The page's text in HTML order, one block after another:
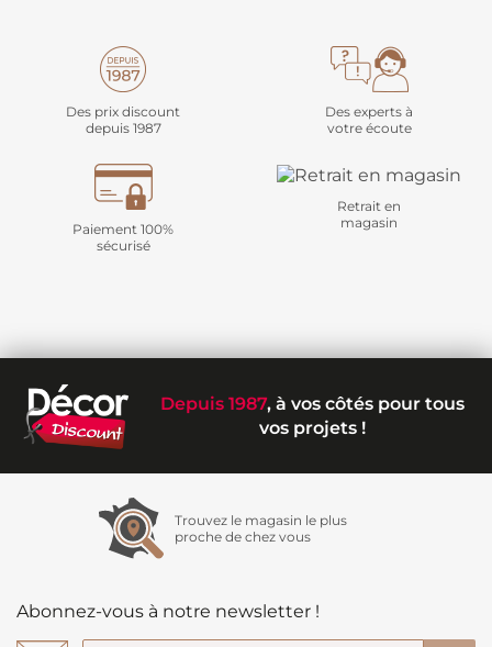
Des prix discount
depuis 1987
Des experts à
votre écoute
Paiement 100%
sécurisé
Retrait en
magasin
Depuis 1987, à vos côtés pour tous
vos projets !
Trouvez le magasin le plus
proche de chez vous
Abonnez-vous à notre newsletter !